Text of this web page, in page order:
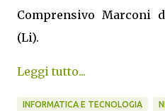
Comprensivo Marconi
(Li).
Leggi tutto...
INFORMATICA E TECNOLOGIA